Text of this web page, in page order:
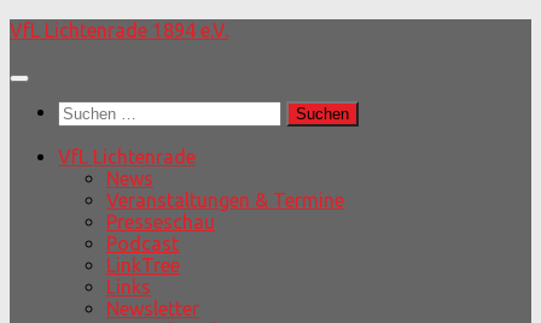
Unter
Inhalt
VfL Lichtenrade 1894 e.V.
Suchen
nach:
VfL Lichtenrade
News
Veranstaltungen & Termine
Presseschau
Podcast
LinkTree
Links
Newsletter